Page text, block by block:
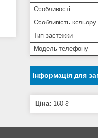
Особливості
Особливість кольору
Тип застежки
Модель телефону
Інформація для
Ціна: 160 ₴